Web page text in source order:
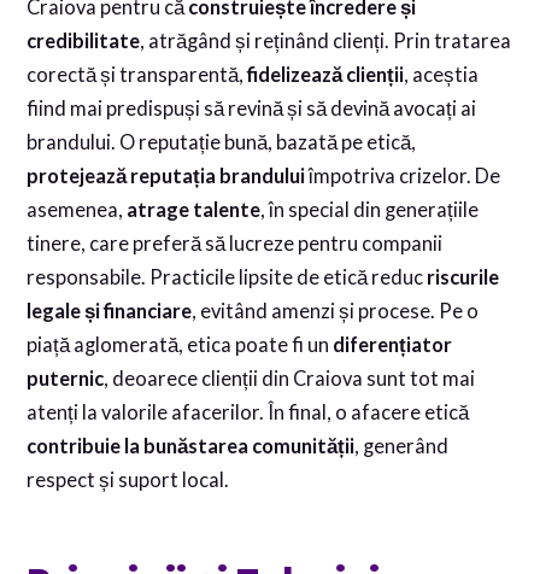
Craiova pentru căconstruiește încredere și
credibilitate, atrăgând și reținând clienți. Prin tratarea
corectă și transparentă,fidelizează clienții, aceștia
fiind mai predispuși să revină și să devină avocați ai
brandului. O reputație bună, bazată pe etică,
protejează reputația branduluiîmpotriva crizelor. De
asemenea, atrage talente, în special din generațiile
tinere, care preferă să lucreze pentru companii
responsabile. Practicile lipsite de etică reduc riscurile
legale și financiare, evitând amenzi și procese. Pe o
piață aglomerată, etica poate fi un diferențiator
puternic, deoarece clienții din Craiova sunt tot mai
atenți la valorile afacerilor. În final, o afacere etică
contribuie la bunăstarea comunității, generând
respect și suport local.